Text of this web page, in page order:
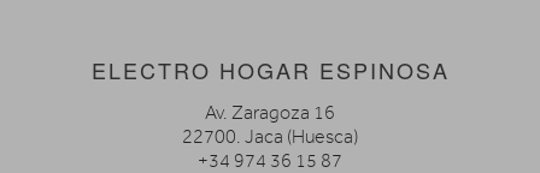
ELECTRO HOGAR ESPINOSA
Av. Zaragoza 16
22700. Jaca (Huesca)
+34 974 36 15 87